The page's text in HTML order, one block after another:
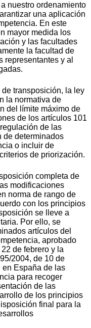
nuestro ordenamiento
una aplicación
En este
mayor medida los
y las facultades
la facultad de
representantes y al
transposición, la ley
la normativa de
del límite máximo de
de los artículos 101
de las
de determinados
o incluir de
de priorización.
completa de
modificaciones
norma de rango de
con los principios
se lleve a
Por ello, se
artículos del
aprobado
de febrero y la
2004, de 10 de
España de las
para recoger
de las
de los principios
final para la